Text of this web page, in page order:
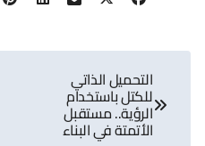
تصفّح
المقالات
التحميل الذاتي
للكتل باستخدام
الرؤية.. مستقبل
الأتمتة في البناء